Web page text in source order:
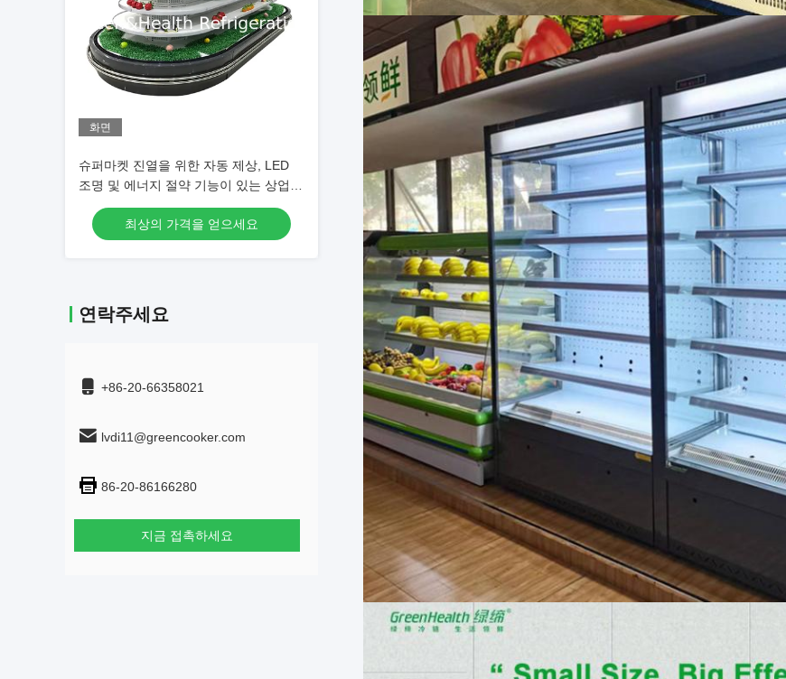
화면
슈퍼마켓 진열을 위한 자동 제상, LED
조명 및 에너지 절약 기능이 있는 상업용
멀티덱 오픈 칠러
최상의 가격을 얻으세요
연락주세요
+86-20-66358021
lvdi11@greencooker.com
86-20-86166280
지금 접촉하세요